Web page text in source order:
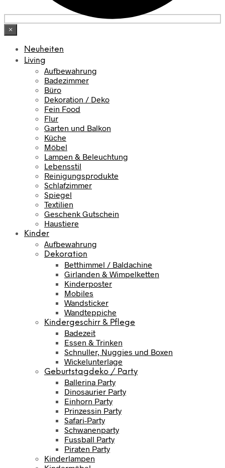
×
Neuheiten
Living
Aufbewahrung
Badezimmer
Büro
Dekoration / Deko
Fein Food
Flur
Garten und Balkon
Küche
Möbel
Lampen & Beleuchtung
Lebensstil
Reinigungsprodukte
Schlafzimmer
Spiegel
Textilien
Geschenk Gutschein
Haustiere
Kinder
Aufbewahrung
Dekoration
Betthimmel / Baldachine
Girlanden & Wimpelketten
Kinderposter
Mobiles
Wandsticker
Wandteppiche
Kindergeschirr & Pflege
Badezeit
Essen & Trinken
Schnuller, Nuggies und Boxen
Wickelunterlage
Geburtstagdeko / Party
Ballerina Party
Dinosaurier Party
Einhorn Party
Prinzessin Party
Safari-Party
Schwanenparty
Fussball Party
Piraten Party
Kinderlampen